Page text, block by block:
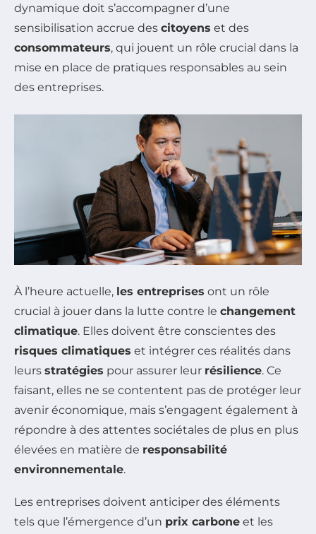
dynamique doit s’accompagner d’une
sensibilisation accrue des citoyens et des
consommateurs, qui jouent un rôle crucial dans la
mise en place de pratiques responsables au sein
des entreprises.
À l’heure actuelle, les entreprises ont un rôle
crucial à jouer dans la lutte contre le changement
climatique. Elles doivent être conscientes des
risques climatiques et intégrer ces réalités dans
leurs stratégies pour assurer leur résilience. Ce
faisant, elles ne se contentent pas de protéger leur
avenir économique, mais s’engagent également à
répondre à des attentes sociétales de plus en plus
élevées en matière de responsabilité
environnementale.
Les entreprises doivent anticiper des éléments
tels que l’émergence d’un prix carbone et les